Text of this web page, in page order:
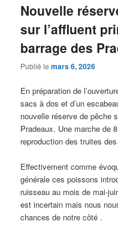
Nouvelle
sur l’affluent
barrage des
Publié lemars 6, 2026
En préparation de
sacs à dos et d’un
nouvelle réserve de pêche
Pradeaux. Une marche de
reproduction des truites
Effectivement comme
générale ces poissons
ruisseau au mois de mai-
est incertain mais nous
chances de notre côté .